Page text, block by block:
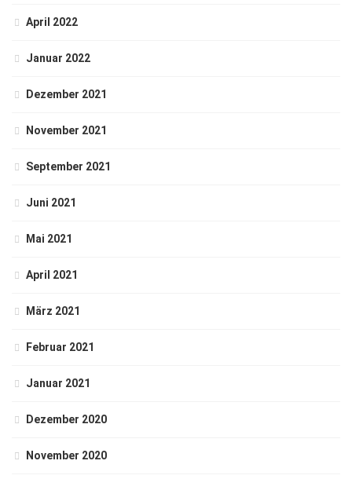
April 2022
Januar 2022
Dezember 2021
November 2021
September 2021
Juni 2021
Mai 2021
April 2021
März 2021
Februar 2021
Januar 2021
Dezember 2020
November 2020